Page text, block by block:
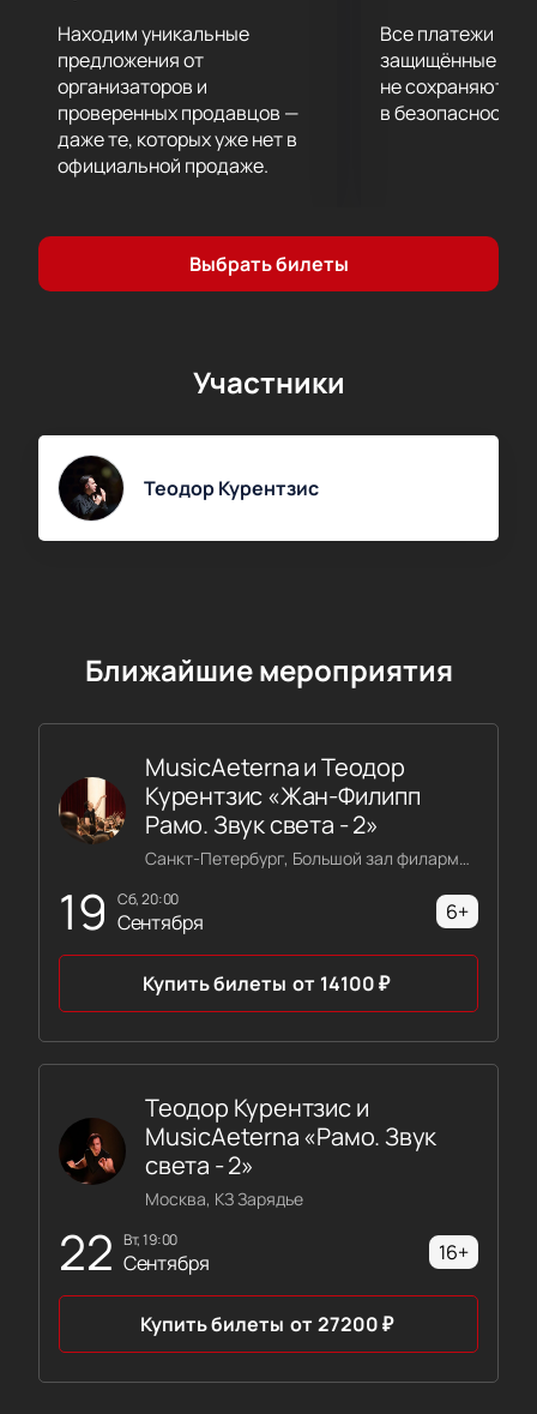
музыкой, которая до сих пор восхищает
слушателей всего мира.
Находим уникальные
предложения от
организаторов и
проверенных продавцов —
даже те, которых уже нет в
официальной продаже.
Все платежи
защищённые
не сохраняются
в безопасности.
Выбрать билеты
Участники
Теодор Курентзис
Ближайшие мероприятия
19 сб, 20:00
Сентября
MusicAeterna и Теодор
Курентзис «Жан-Филипп
Рамо. Звук света - 2»
Санкт-Петербург, Большой зал филармонии имени Шостаковича
6+
Купить билеты от 14100₽
22 вт, 19:00
Сентября
Теодор Курентзис и
MusicAeterna «Рамо. Звук
света - 2»
Москва, КЗ Зарядье
16+
Купить билеты от 27200₽